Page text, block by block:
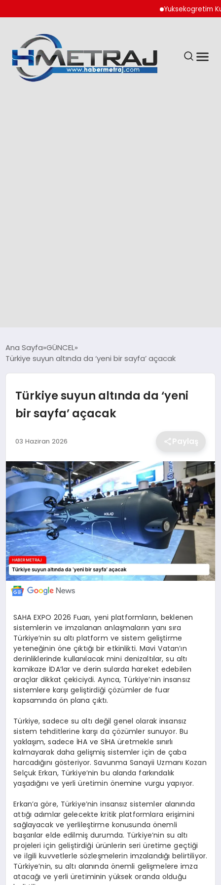
Yuksekogretim
DÜNYA
EKONOMİ
MAGAZİN
TEKNOLOJİ
SAĞLIK
EĞİTİM
Ana Sayfa GÜNCEL
Türkiye suyun altında da ‘yeni bir sayfa’ açacak
Türkiye suyun altında da ‘yeni
bir sayfa’ açacak
03 Haziran 2026 Paylaş
SAHA EXPO 2026 Fuarı, yeni platformların, beklenen
sistemlerin ve imzalanan anlaşmaların yanı sıra
Türkiye’nin su altı platform ve sistem geliştirme
yeteneğinin öne çıktığı bir etkinlikti. Mavi Vatan’ın
derinliklerinde kullanılacak mini denizaltılar, su altı
kamikaze İDA’lar ve derin sularda hareket edebilen
araçlar dikkat çekiciydi. Ayrıca, Türkiye’nin insansız
sistemlere karşı geliştirdiği çözümler de fuar
kapsamında ön plana çıktı.
Türkiye, sadece su altı değil genel olarak insansız
sistem tehditlerine karşı da çözümler sunuyor. Bu
yaklaşım, sadece İHA ve SİHA üretmekle sınırlı
kalmayarak daha gelişmiş sistemler için de çaba
harcadığını gösteriyor. Savunma Sanayii Uzmanı Kozan
Selçuk Erkan, Türkiye’nin bu alanda farkındalık
yaşadığını ve yerli üretimin önemine vurgu yapıyor.
Erkan’a göre, Türkiye’nin insansız sistemler alanında
attığı adımlar gelecekte kritik platformlara erişimini
sağlayacak ve yerlileştirme konusunda önemli
başarılar elde edilmiş durumda. Türkiye’nin su altı
projeleri için geliştirdiği ürünlerin seri üretime geçtiği
ve ilgili kuvvetlerle sözleşmelerin imzalandığı belirtiliyor.
Türkiye’nin, su altı alanında önemli gelişmelere imza
atacağı ve yerli üretiminin yüksek oranda olduğu